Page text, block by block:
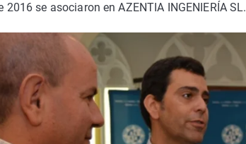
2016 se asociaron en AZENTIA INGENIERÍA SL.